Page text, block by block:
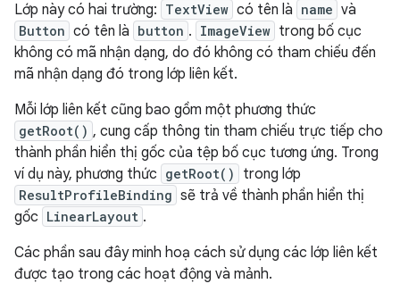
Lớp này có hai trường: TextView có tên là name và
Button có tên là button . ImageView trong bố cục
không có mã nhận dạng, do đó không có tham chiếu đến
mã nhận dạng đó trong lớp liên kết.
Mỗi lớp liên kết cũng bao gồm một phương thức
getRoot() , cung cấp thông tin tham chiếu trực tiếp cho
thành phần hiển thị gốc của tệp bố cục tương ứng. Trong
ví dụ này, phương thức getRoot() trong lớp
ResultProfileBinding sẽ trả về thành phần hiển thị
gốc LinearLayout .
Các phần sau đây minh hoạ cách sử dụng các lớp liên kết
được tạo trong các hoạt động và mảnh.